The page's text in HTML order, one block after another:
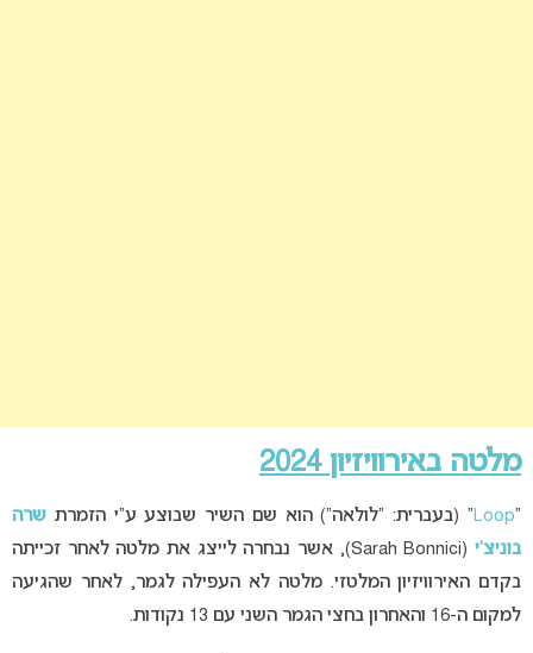
מלטה באירוויזיון 2024
“
Loop” (בעברית: “לולאה”) הוא שם השיר שבוצע ע”י הזמרת שרה
בוניצ’י
(Sarah Bonnici), אשר נבחרה לייצג את מלטה לאחר זכייתה
בקדם האירוויזיון המלטזי. מלטה לא העפילה לגמר, לאחר שהגיעה
למקום ה-16 והאחרון בחצי הגמר השני עם 13 נקודות.